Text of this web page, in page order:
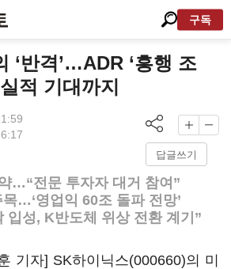
구독
‘반격’…ADR ‘흥행 조
적 기대까지
답글쓰기
…“전문 투자자 대거 참여”
…‘영업익 60조 돌파 전망’
입성, K반도체 위상 전환 계기”
기자] SK하이닉스(000660)의 미